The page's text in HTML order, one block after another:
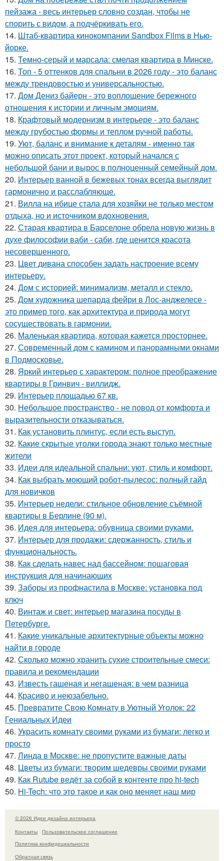
пейзажа - весь интерьер словно создан, чтобы не
спорить с видом, а подчёркивать его.
14. Штаб-квартира кинокомпании Sandbox Films в Нью-
йорке.
15. Темно-серый и марсала: смелая квартира в Минске.
16. Топ - 5 оттенков для спальни в 2026 году - это баланс
между трендовостью и универсальностью.
17. Дом Дениз байерн - это воплощение бережного
отношения к истории и личным эмоциям.
18. Крафтовый модернизм в интерьере - это баланс
между грубостью формы и теплом ручной работы.
19. Уют, баланс и внимание к деталям - именно так
можно описать этот проект, который начался с
небольшой бани и вырос в полноценный семейный дом.
20. Интерьер ванной в бежевых тонах всегда выглядит
гармонично и расслабляюще.
21. Вилла на ибице стала для хозяйки не только местом
отдыха, но и источником вдохновения.
22. Старая квартира в Барселоне обрела новую жизнь в
духе философии ваби - саби, где ценится красота
несовершенного.
23. Цвет дивана способен задать настроение всему
интерьеру.
24. Дом с историей: минимализм, металл и стекло.
25. Дом художника шепарда фейри в Лос-анджелесе -
это пример того, как архитектура и природа могут
сосуществовать в гармонии.
26. Маленькая квартира, которая кажется просторнее.
27. Современный дом с камином и панорамными окнами
в Подмосковье.
28. Яркий интерьер с характером: полное преображение
квартиры в Гринвич - виллидж.
29. Интерьер площадью 67 кв.
30. Небольшое пространство - не повод от комфорта и
выразительности отказываться.
31. Как установить плинтус, если есть выступ.
32. Какие скрытые уголки города знают только местные
жители
33. Идеи для идеальной спальни: уют, стиль и комфорт.
34. Как выбрать моющий робот-пылесос: полный гайд
для новичков
35. Интерьер недели: стильное обновление съёмной
квартиры в Берлине (90 м).
36. Идея для интерьера: обувница своими руками.
37. Интерьер для продажи: сдержанность, стиль и
функциональность.
38. Как сделать навес над бассейном: пошаговая
инструкция для начинающих
39. Заборы из профнастила в Москве: установка под
ключ
40. Винтаж и свет: интерьер магазина посуды в
Петербурге.
41. Какие уникальные архитектурные объекты можно
найти в городе
42. Сколько можно хранить сухие строительные смеси:
правила и рекомендации
43. Известь гашеная и негашеная: в чем разница
44. Красиво и неюзабельно.
45. Превратите Свою Комнату в Уютный Уголок: 22
Гениальных Идеи
46. Украсить комнату своими руками из бумаги: легко и
просто
47. Линда в Москве: не пропустите важные даты
48. Цветы из бумаги: творим шедевры своими руками
49. Как Rutube ведёт за собой в контенте про hi-tech
50. Hi-Tech: что это такое и как оно меняет наш мир
© 2026 Идеи дизайна интерьера
Контакты
Пользовательское соглашение
Политика конфидециальности
Обратная связь